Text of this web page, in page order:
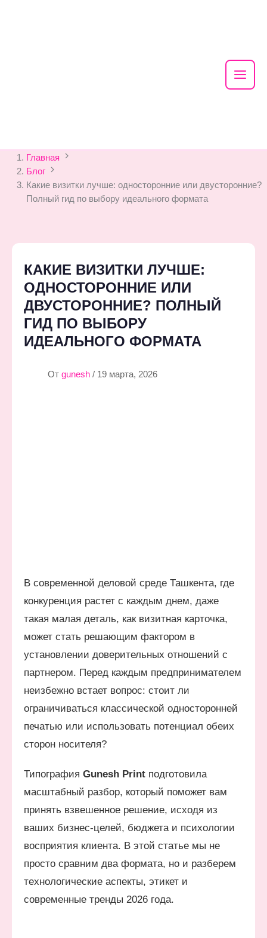
content
Main
Главная
Блог
Какие визитки лучше: односторонние или двусторонние?
Полный гид по выбору идеального формата
КАКИЕ ВИЗИТКИ ЛУЧШЕ:
ОДНОСТОРОННИЕ ИЛИ
ДВУСТОРОННИЕ? ПОЛНЫЙ
ГИД ПО ВЫБОРУ
ИДЕАЛЬНОГО ФОРМАТА
От gunesh / 19 марта, 2026
В современной деловой среде Ташкента, где
конкуренция растет с каждым днем, даже
такая малая деталь, как визитная карточка,
может стать решающим фактором в
установлении доверительных отношений с
партнером. Перед каждым предпринимателем
неизбежно встает вопрос: стоит ли
ограничиваться классической односторонней
печатью или использовать потенциал обеих
сторон носителя?
Типография Gunesh Print подготовила
масштабный разбор, который поможет вам
принять взвешенное решение, исходя из
ваших бизнес-целей, бюджета и психологии
восприятия клиента. В этой статье мы не
просто сравним два формата, но и разберем
технологические аспекты, этикет и
современные тренды 2026 года.